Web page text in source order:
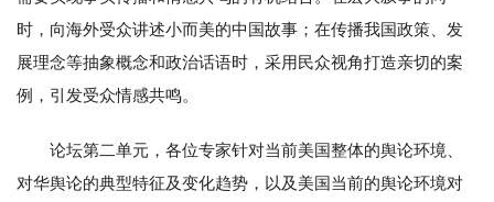
时，向海外受众讲述小而美的中国故事；在传播我国政策、发
展理念等抽象概念和政治话语时，采用民众视角打造亲切的案
例，引发受众情感共鸣。
论坛第二单元，各位专家针对当前美国整体的舆论环境、
对华舆论的典型特征及变化趋势，以及美国当前的舆论环境对